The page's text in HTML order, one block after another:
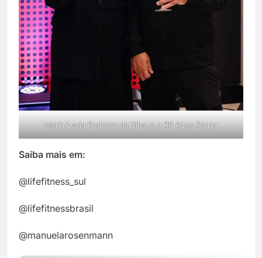
Maria Lucia Pedrosa da Silva e o RP ALex Ferrer
Saiba mais em:
@lifefitness_sul
@lifefitnessbrasil
@manuelarosenmann